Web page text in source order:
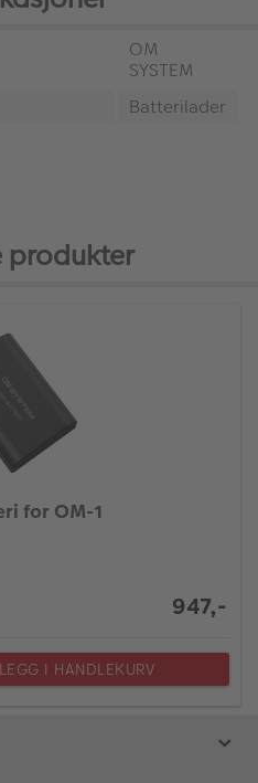
OM
SYSTEM
Batterilader
produkter
for OM-1
947,-
LEGG I HANDLEKURV